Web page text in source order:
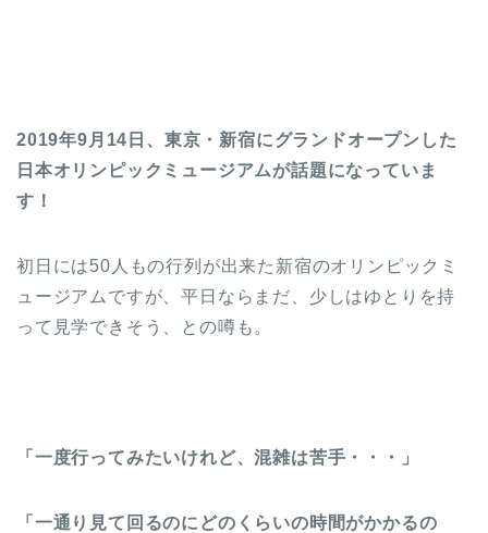
2019年9月14日、東京・新宿にグランドオープンした
日本オリンピックミュージアムが話題になっていま
す！
初日には50人もの行列が出来た新宿のオリンピックミ
ュージアムですが、平日ならまだ、少しはゆとりを持
って見学できそう、との噂も。
「一度行ってみたいけれど、混雑は苦手・・・」
「一通り見て回るのにどのくらいの時間がかかるの